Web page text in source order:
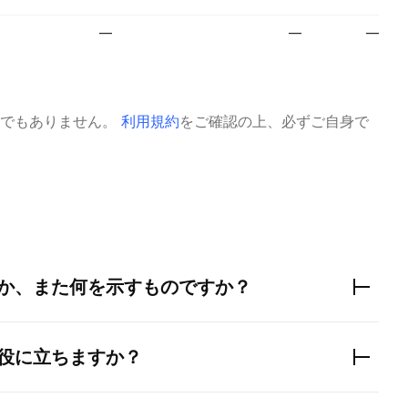
— — —
もありません。 利用規約をご確認の上、必ずご自身で
、また何を示すものですか？
に立ちますか？